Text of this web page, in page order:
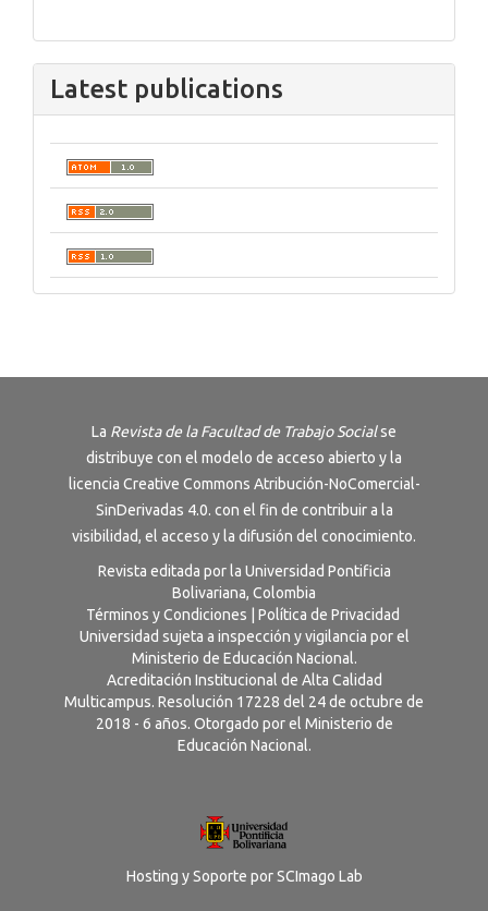
Latest publications
La Revista de la Facultad de Trabajo Socialse
distribuye con el modelo de acceso abierto y la
licencia Creative Commons Atribución-NoComercial-
SinDerivadas 4.0. con el fin de contribuir a la
visibilidad, el acceso y la difusión del conocimiento.
Revista editada por la Universidad Pontificia
Bolivariana, Colombia
Términos y Condiciones
Política de Privacidad
Universidad sujeta a inspección y vigilancia por el
Ministerio de Educación Nacional.
Acreditación Institucional de Alta Calidad
Multicampus. Resolución 17228 del 24 de octubre de
2018 - 6 años. Otorgado por el Ministerio de
Educación Nacional.
Hosting y Soporte porSCImago Lab